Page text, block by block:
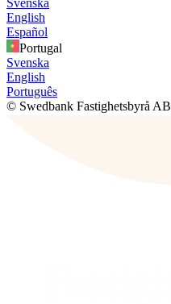
English
Español
Portugal
Svenska
English
Português
© Swedbank Fastighetsbyrå AB